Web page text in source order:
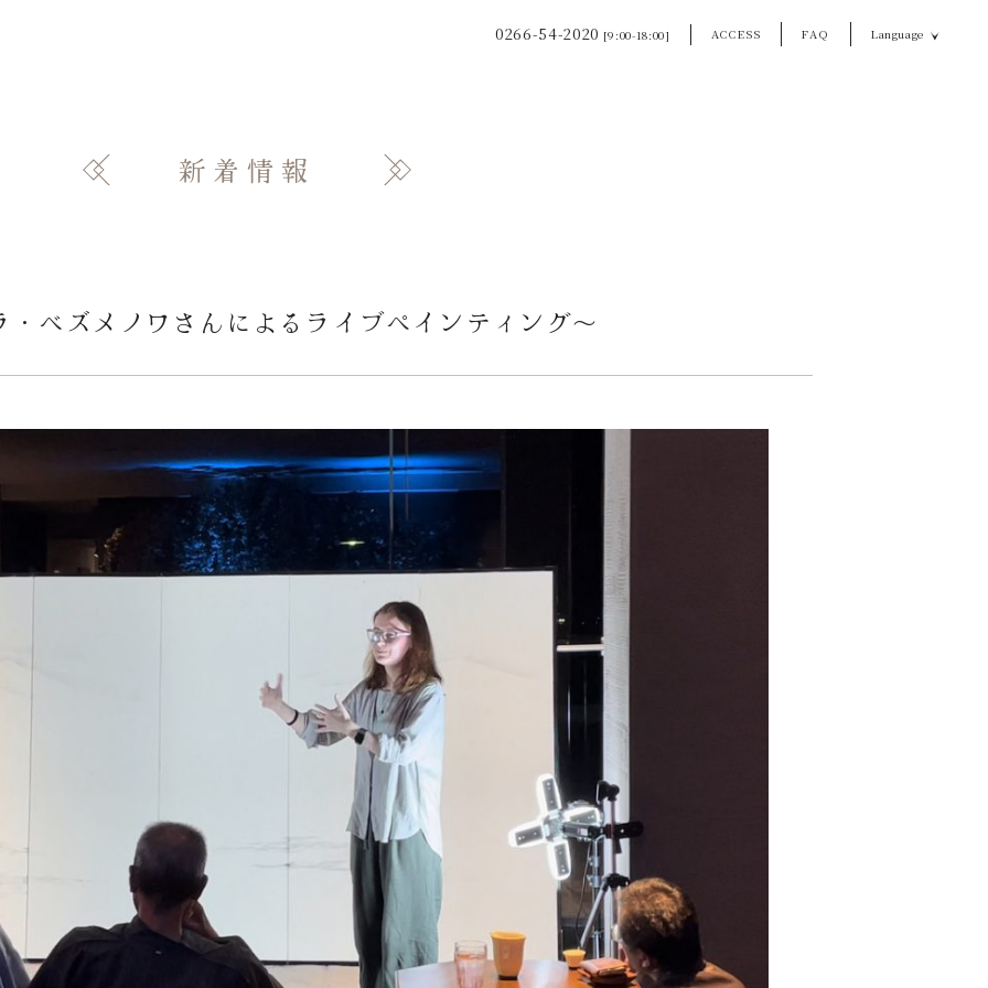
0266-54-2020 [9:00-18:00] ACCESS FAQ Language
新着情報
ベズメノワさんによるライブペインティング〜